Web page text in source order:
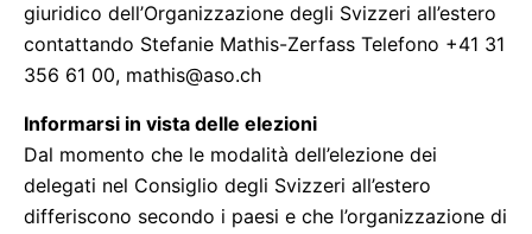
giuridico dell’Organizzazione degli Svizzeri all’estero
contattando Stefanie Mathis-Zerfass Telefono +41 31
356 61 00, mathis@aso.ch
Informarsi in vista delle elezioni
Dal momento che le modalità dell’elezione dei
delegati nel Consiglio degli Svizzeri all’estero
differiscono secondo i paesi e che l’organizzazione di